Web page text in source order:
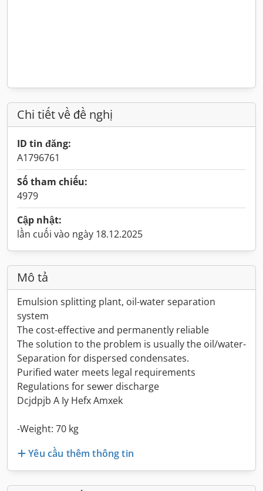
Chi tiết về đề nghị
ID tin đăng:
A1796761
Số tham chiếu:
4979
Cập nhật:
lần cuối vào ngày 18.12.2025
Mô tả
Emulsion splitting plant, oil-water separation
system
The cost-effective and permanently reliable
The solution to the problem is usually the oil/water-
Separation for dispersed condensates.
Purified water meets legal requirements
Regulations for sewer discharge
Dcjdpjb A Iy Hefx Amxek
-Weight: 70 kg
Yêu cầu thêm thông tin